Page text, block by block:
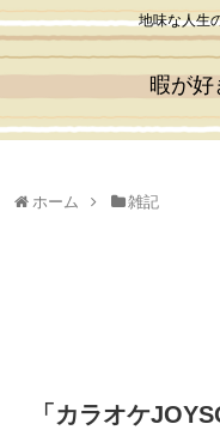
地味な人生
暇が
ホーム 雑記
「カラオケ